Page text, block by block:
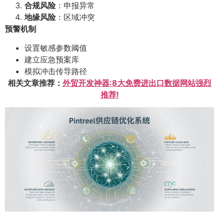
合规风险：申报异常
地缘风险：区域冲突
预警机制
设置敏感参数阈值
建立应急预案库
模拟冲击传导路径
相关文章推荐： 外贸开发神器:8大免费进出口数据网站强烈
推荐!